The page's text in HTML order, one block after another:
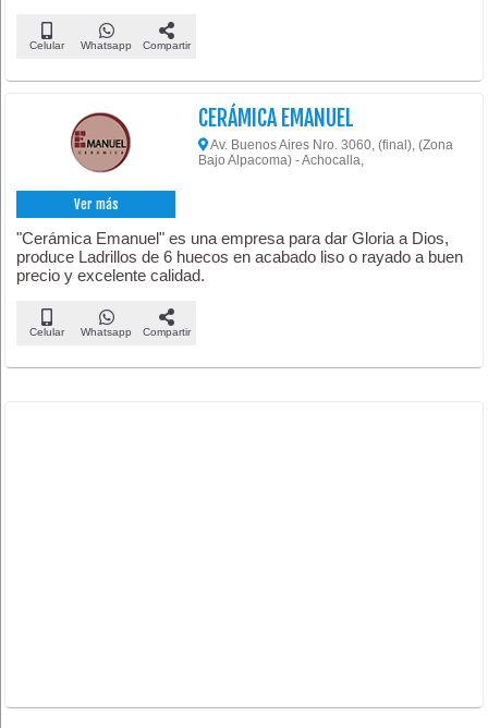
Celular Whatsapp Compartir
Ver más
CERÁMICA EMANUEL
Av. Buenos Aires Nro. 3060, (final), (Zona
Bajo Alpacoma) - Achocalla,
"Cerámica Emanuel" es una empresa para dar Gloria a Dios,
produce Ladrillos de 6 huecos en acabado liso o rayado a buen
precio y excelente calidad.
Celular Whatsapp Compartir